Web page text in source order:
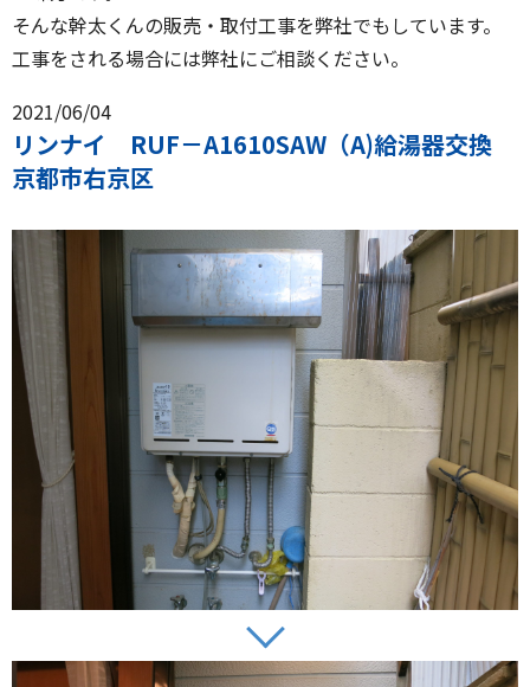
そんな幹太くんの販売・取付工事を弊社でもしています。
工事をされる場合には弊社にご相談ください。
2021/06/04
リンナイ RUF－A1610SAW（A)給湯器交換
京都市右京区